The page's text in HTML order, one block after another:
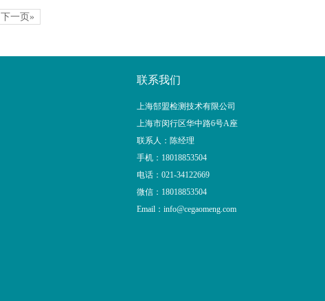
下一页»
联系我们
上海郜盟检测技术有限公司
上海市闵行区华中路6号A座
联系人：陈经理
手机：18018853504
电话：021-34122669
微信：18018853504
Email：info@cegaomeng.com